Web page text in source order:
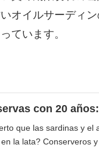
オイルサーディ
ています。
con 20
que las sardinas y el
la lata? Conserveros